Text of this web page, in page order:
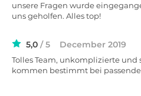
unsere Fragen wurde
uns geholfen. Alles top!
5,0 / 5 December 2019
Tolles Team, unkomplizierte
kommen bestimmt bei